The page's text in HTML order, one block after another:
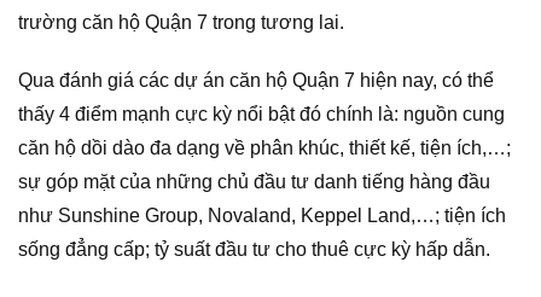
trường căn hộ Quận 7 trong tương lai.
Qua đánh giá các dự án căn hộ Quận 7 hiện nay, có thể
thấy 4 điểm mạnh cực kỳ nổi bật đó chính là: nguồn cung
căn hộ dồi dào đa dạng về phân khúc, thiết kế, tiện ích,…;
sự góp mặt của những chủ đầu tư danh tiếng hàng đầu
như Sunshine Group, Novaland, Keppel Land,…; tiện ích
sống đẳng cấp; tỷ suất đầu tư cho thuê cực kỳ hấp dẫn.